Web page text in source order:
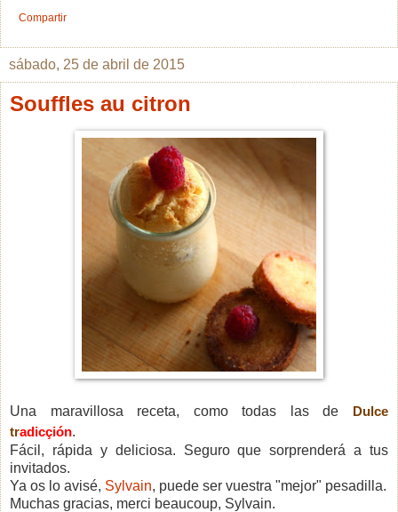
Compartir
sábado, 25 de abril de 2015
Souffles au citron
Una maravillosa receta, como todas las de Dulce
tradicçión.
Fácil, rápida y deliciosa. Seguro que sorprenderá a tus
invitados.
Ya os lo avisé, Sylvain, puede ser vuestra "mejor" pesadilla.
Muchas gracias, merci beaucoup, Sylvain.